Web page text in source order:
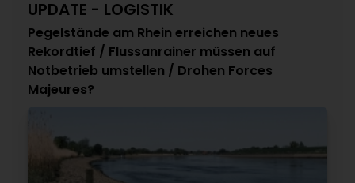
UPDATE - LOGISTIK
Pegelstände am Rhein erreichen neues
Rekordtief / Flussanrainer müssen auf
Notbetrieb umstellen / Drohen Forces
Majeures?